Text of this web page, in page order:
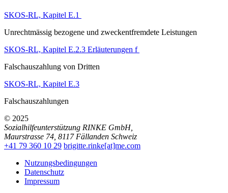
SKOS-RL, Kapitel E.1
Unrechtmässig bezogene und zweckentfremdete Leistungen
SKOS-RL, Kapitel E.2.3 Erläuterungen f
Falschauszahlung von Dritten
SKOS-RL, Kapitel E.3
Falschauszahlungen
© 2025
Sozialhilfeunterstützung RINKE GmbH,
Maurstrasse 74 8117 Fällanden Schweiz
+41 79 360 10 29 brigitte.rinke[at]me.com
Nutzungsbedingungen
Datenschutz
Impressum